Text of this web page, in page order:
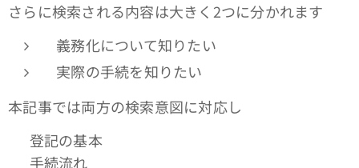
さらに検索される内容は大きく2つに分かれます
義務化について知りたい
実際の手続を知りたい
本記事では両方の検索意図に対応し
✔ 登記の基本
✔ 手続流れ